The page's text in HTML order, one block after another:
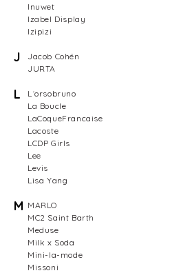
Inuwet
Izabel Display
Izipizi
J
Jacob Cohën
JURTA
L
L´orsobruno
La Boucle
LaCoqueFrancaise
Lacoste
LCDP Girls
Lee
Levis
Lisa Yang
M MARLO
MC2 Saint Barth
Meduse
Milk x Soda
Mini-la-mode
Missoni